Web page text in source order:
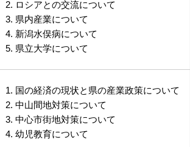
ロシアとの交流について
県内産業について
新潟水俣病について
県立大学について
国の経済の現状と県の産業政策について
中山間地対策について
中心市街地対策について
幼児教育について